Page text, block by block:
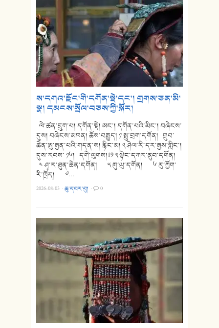
ས་དགའ་རྫོང་གི་དགོན་སྡེ་དང་། གྲགས་ཅན་མི་
སྣ། དམངས་སྲོལ་བཅས་ཀྱི་སྐོར།
ལེ་ཚན་དྲུག་པ། དགོན་སྡེ། ཨང་། དགོན་པའི་མིང་། བཞེངས་
དུས། བཞེངས་མཁན། ཆོས་བརྒྱུད། ༡ སྤུ་བྲག་དགོན། གྲུབ་
ཆེན་ཨུ་རྒྱན་པའི་གདན་ས། རྙིང་མ། ༢ ཤེལ་རི་དར་རྒྱས་གླིང་།
དུས་རབས་ ༡༦། དགེ་ལུགས།19 ༣ སྟེང་དཀར་ནུབ་དགོན།
༤ ཤྭ་ར་ཐུན་ཆེན་དགོན། ༥ གུ་ཡུ་དགོན། ༦ རུ་ཀྱོག་
རི་ཁྲོད། ༧…
2026-08-03 ·ཆུ་དབར་བུ། · 0